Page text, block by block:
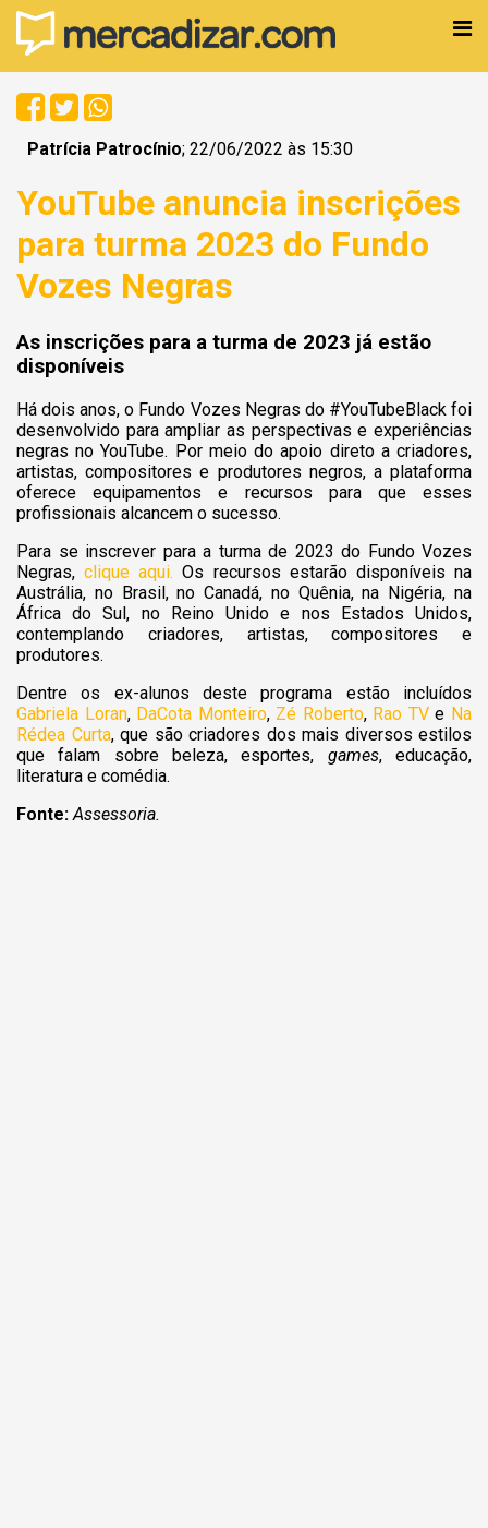
Patrícia Patrocínio; 22/06/2022 às 15:30
YouTube anuncia inscrições
para turma 2023 do Fundo
Vozes Negras
As inscrições para a turma de 2023 já estão
disponíveis
Há dois anos, o Fundo Vozes Negras do #YouTubeBlack foi
desenvolvido para ampliar as perspectivas e experiências
negras no YouTube. Por meio do apoio direto a criadores,
artistas, compositores e produtores negros, a plataforma
oferece equipamentos e recursos para que esses
profissionais alcancem o sucesso.
Para se inscrever para a turma de 2023 do Fundo Vozes
Negras,clique aqui. Os recursos estarão disponíveis na
Austrália, no Brasil, no Canadá, no Quênia, na Nigéria, na
África do Sul, no Reino Unido e nos Estados Unidos,
contemplando criadores, artistas, compositores e
produtores.
Dentre os ex-alunos deste programa estão incluídos
Gabriela Loran, DaCota Monteiro, Zé Roberto, Rao TVe Na
Rédea Curta, que são criadores dos mais diversos estilos
que falam sobre beleza, esportes, games, educação,
literatura e comédia.
Fonte: Assessoria.